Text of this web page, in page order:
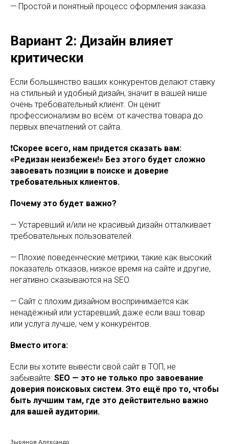
— Простой и понятный процесс оформления заказа.
Вариант 2: Дизайн влияет
критически
Если большинство ваших конкурентов делают ставку
на стильный и удобный дизайн, значит в вашей нише
очень требовательный клиент. Он ценит
профессионализм во всём: от качества товара до
первых впечатлений от сайта.
❗️Скорее всего, нам придется сказать вам:
«Редизан неизбежен!» Без этого будет сложно
завоевать позиции в поиске и доверие
требовательных клиентов.
Почему это будет важно?
— Устаревший и/или не красивый дизайн отталкивает
требовательных пользователей.
— Плохие поведенческие метрики, такие как высокий
показатель отказов, низкое время на сайте и другие,
негативно сказываются на SEO.
— Сайт с плохим дизайном воспринимается как
ненадёжный или устаревший, даже если ваш товар
или услуга лучше, чем у конкурентов.
Вместо итога:
Если вы хотите вывести свой сайт в ТОП, не
забывайте: SEO — это не только про завоевание
доверия поисковых систем. Это ещё про то, чтобы
быть лучшим там, где это действительно важно
для вашей аудитории.
Зырянов Александр